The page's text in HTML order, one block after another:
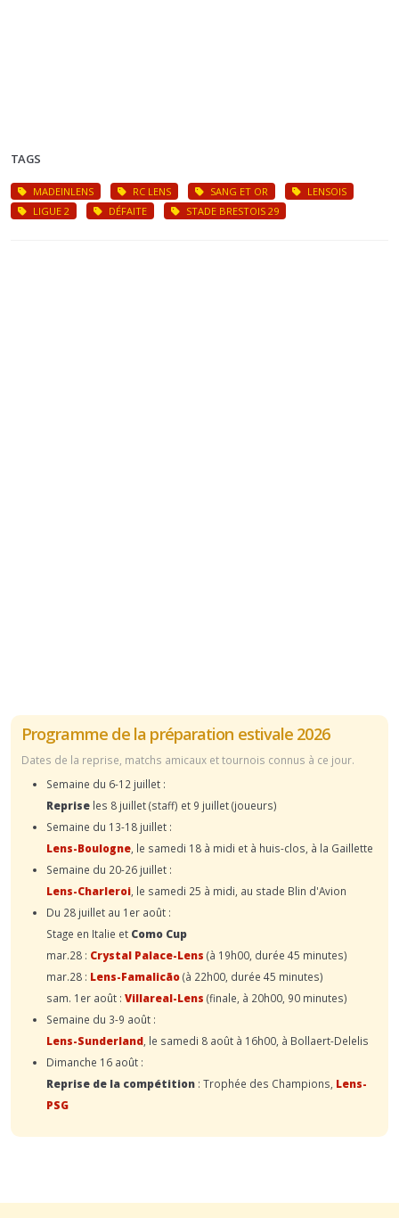
TAGS
MADEINLENS RC LENS SANG ET OR
LENSOIS
LIGUE 2
DÉFAITE STADE BRESTOIS 29
Programme de la préparation estivale 2026
Dates de la reprise, matchs amicaux et tournois connus à ce jour.
Semaine du 6-12 juillet :
Reprise les 8 juillet (staff) et 9 juillet (joueurs)
Semaine du 13-18 juillet :
Lens-Boulogne , le samedi 18 à midi et à huis-clos, à la Gaillette
Semaine du 20-26 juillet :
Lens-Charleroi , le samedi 25 à midi, au stade Blin d'Avion
Du 28 juillet au 1er août :
Stage en Italie et Como Cup
mar.28 : Crystal Palace-Lens (à 19h00, durée 45 minutes)
mar.28 : Lens-Famalicão(à 22h00, durée 45 minutes)
sam. 1er août : Villareal-Lens (finale, à 20h00, 90 minutes)
Semaine du 3-9 août :
Lens-Sunderland , le samedi 8 août à 16h00, à Bollaert-Delelis
Dimanche 16 août :
Reprise de la compétition : Trophée des Champions, Lens-
PSG